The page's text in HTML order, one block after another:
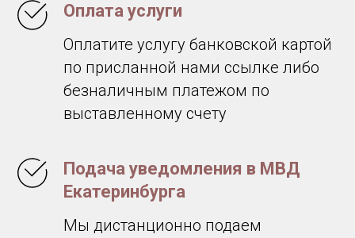
Оплата услуги
Оплатите услугу банковской картой
по присланной нами ссылке либо
безналичным платежом по
выставленному счету
Подача уведомления в МВД
Екатеринбурга
Мы дистанционно подаем